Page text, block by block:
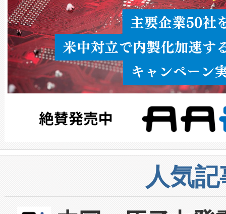
人気